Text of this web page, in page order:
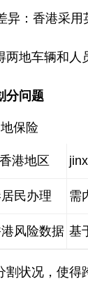
异：香港采
两地车辆和人
分问题
保险
港地区
民办理 需
风险数据 基
割状况，使得